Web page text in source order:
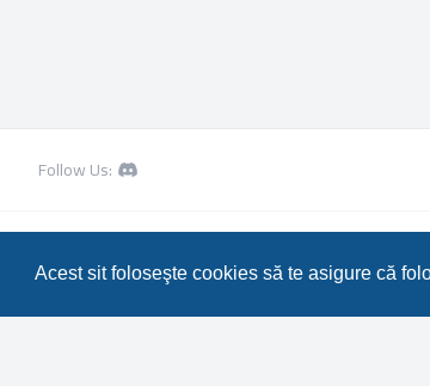
Acest sit foloseşte cookies să te asigure că
Follow Us:
Translation/Traducere:MX-Publisher CMS